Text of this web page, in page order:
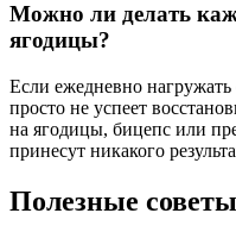
Можно ли делать
ягодицы?
Если ежедневно
просто не успеет
на ягодицы, бицепс или
принесут никакого
Полезные советы